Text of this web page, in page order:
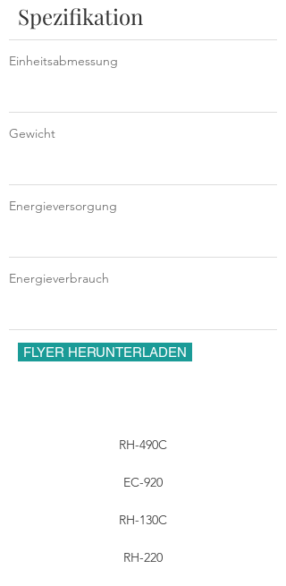
Spezifikation
Einheitsabmessung
Gewicht
Energieversorgung
Energieverbrauch
FLYER HERUNTERLADEN
RH-490C
EC-920
RH-130C
RH-220